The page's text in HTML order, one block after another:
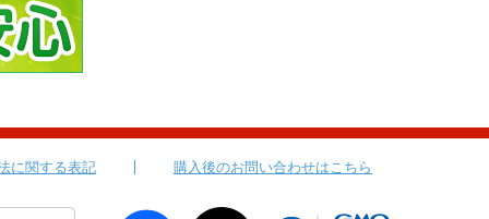
に関する表記 購入後のお問い合わせはこちら